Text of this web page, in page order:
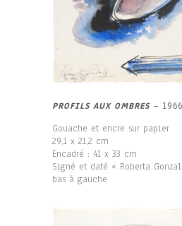
PROFILS AUX OMBRES– 1966
Gouache et encre sur papier
29,1 x 21,2 cm
Encadré : 41 x 33 cm
Signé et daté « Roberta
bas à gauche